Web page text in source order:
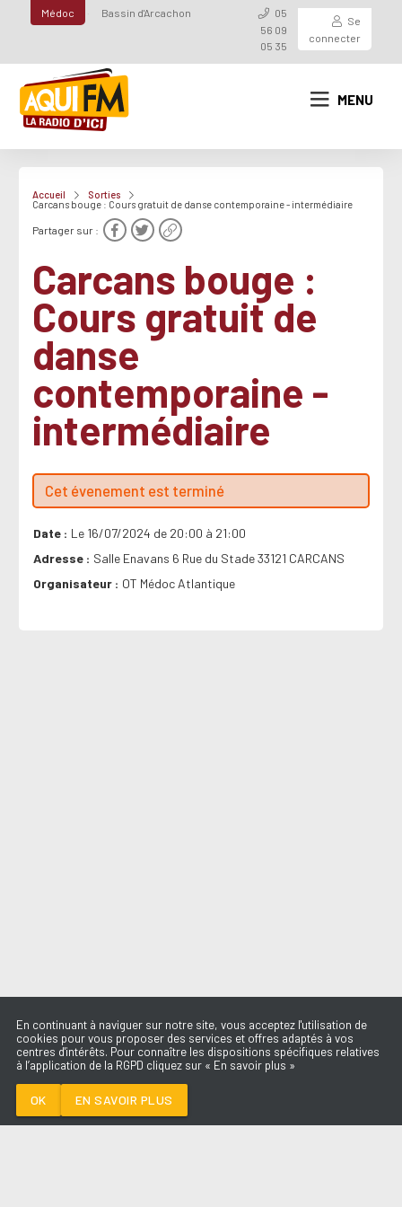
Médoc Bassin d'Arcachon
05
56 09
05 35
Se
connecter
MENU
Accueil
Sorties
Carcans bouge : Cours gratuit de danse contemporaine - intermédiaire
Partager sur :
Carcans bouge :
Cours gratuit de
danse
contemporaine -
intermédiaire
Cet évenement est terminé
Date
Le 16/07/2024 de 20:00 à 21:00
Adresse
Salle Enavans 6 Rue du Stade 33121 CARCANS
Organisateur
OT Médoc Atlantique
En continuant à naviguer sur notre site, vous acceptez l'utilisation de
cookies pour vous proposer des services et offres adaptés à vos
centres d'intérêts. Pour connaître les dispositions spécifiques relatives
à l’application de la RGPD cliquez sur « En savoir plus »
OK EN SAVOIR PLUS